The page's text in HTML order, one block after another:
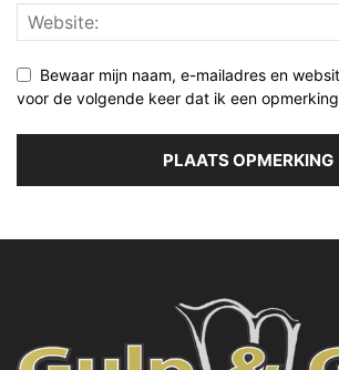
Bewaar mijn naam, e-mailadres en
voor de volgende keer dat ik een